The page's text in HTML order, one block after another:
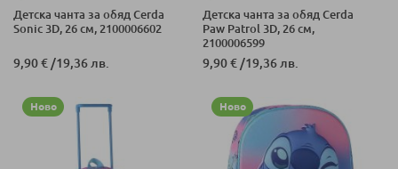
Детска чанта за обяд Cerda
Sonic 3D, 26 см, 2100006602
9,90 €/19,36 лв.
Детска чанта за обяд Cerda
Paw Patrol 3D, 26 см,
2100006599
9,90 €/19,36 лв.
Ново Ново